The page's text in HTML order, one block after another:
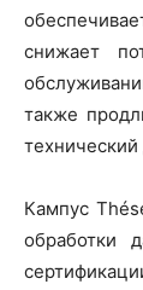
снижает
также
Кампус
обработки